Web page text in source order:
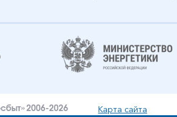
2006-2026 Карта сайта